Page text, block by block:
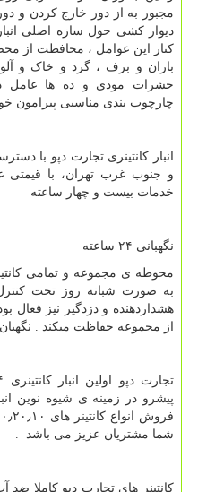
مجبور به از دور خارج کردن و
دیوار کشی حول سازه اصلی
کنار این عوامل ، محافظت از
باران و برف ، گرد و خاک و
حشرات موذی و ده ها عامل
چارچوب بندی مناسبی پیرامون
انبار كانتینری تجارت دپو با
و جنوب غرب تهران، با قیمتی
خدمات بیست و چهار ساعته
نگهبانی ۲۴ ساعته
محوطه ی مجموعه و تمامی
به صورت شبانه روز تحت
هشداردهنده و دزدگیر نیز فعال
از مجموعه حفاظت میکند .
پیشرو در زمینه ی شیوه نوین
شما مشتریان عزیز می باشد .
کانتینر های تجارت دپو کاملا